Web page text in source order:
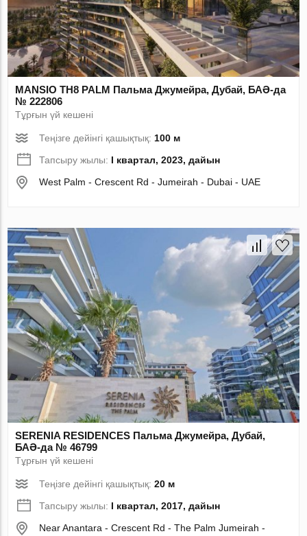
MANSIO TH8 PALM Пальма Джумейра, Дубай, БАӘ-да
№ 222806
Тұрғын үй кешені
Теңізге дейінгі қашықтық: 100 м
Тапсыру жылы: I квартал, 2023, дайын
West Palm - Crescent Rd - Jumeirah - Dubai - UAE
SERENIA RESIDENCES Пальма Джумейра, Дубай,
БАӘ-да № 46799
Тұрғын үй кешені
Теңізге дейінгі қашықтық:20 м
Тапсыру жылы: I квартал, 2017, дайын
Near Anantara - Crescent Rd - The Palm Jumeirah -